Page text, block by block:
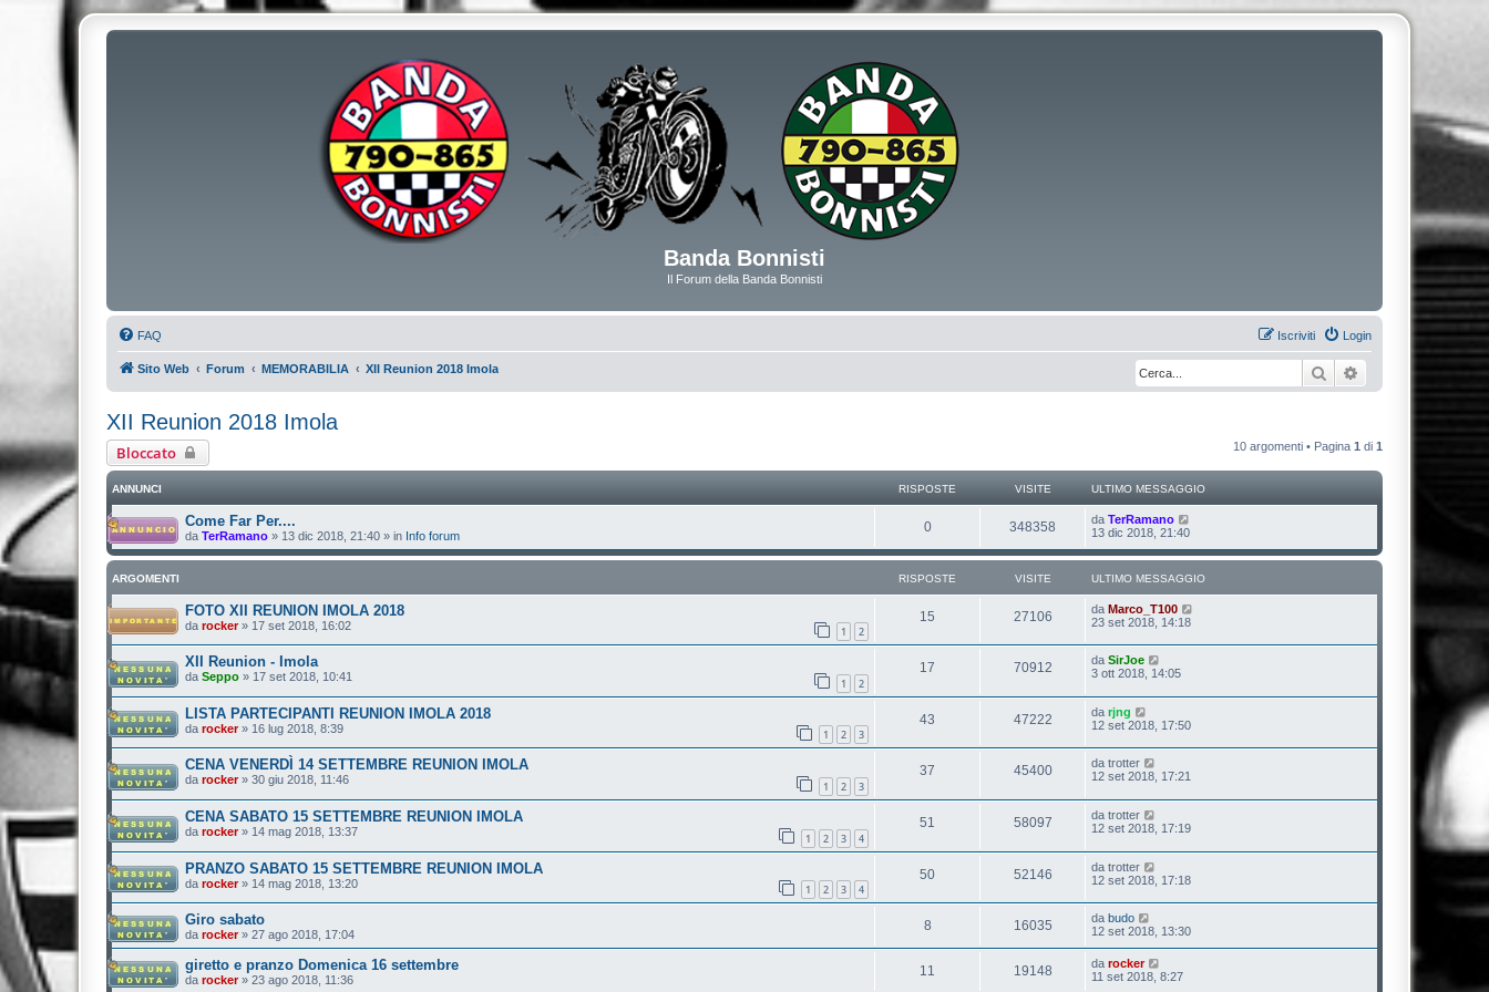
Banda Bonnisti
Il Forum della Banda Bonnisti
FAQ Login
Iscriviti
Sito Web Forum MEMORABILIA XII Reunion 2018 Imola Cerca Ricerca avanzata
XII Reunion 2018 Imola
Bloccato 10 argomenti • Pagina 1 di 1
ANNUNCI RISPOSTE VISITE ULTIMO MESSAGGIO
Come Far Per....
da TerRamano » 13 dic 2018, 21:40 » in Info forum
0 348358 da TerRamano
13 dic 2018, 21:40
ARGOMENTI RISPOSTE VISITE ULTIMO MESSAGGIO
FOTO XII REUNION IMOLA 2018
da rocker» 17 set 2018, 16:02 1 2
15 27106 da Marco_T100
23 set 2018, 14:18
XII Reunion - Imola
da Seppo » 17 set 2018, 10:41 1 2
17 70912 da SirJoe
3 ott 2018, 14:05
LISTA PARTECIPANTI REUNION IMOLA 2018
da rocker» 16 lug 2018, 8:39 1 2 3
43 47222 da rjng
12 set 2018, 17:50
CENA VENERDÌ 14 SETTEMBRE REUNION IMOLA
da rocker» 30 giu 2018, 11:46 1 2 3
37 45400 da trotter
12 set 2018, 17:21
CENA SABATO 15 SETTEMBRE REUNION IMOLA
da rocker» 14 mag 2018, 13:37 1 2 3 4
51 58097 da trotter
12 set 2018, 17:19
PRANZO SABATO 15 SETTEMBRE REUNION IMOLA
da rocker» 14 mag 2018, 13:20 1 2 3 4
50 52146 da trotter
12 set 2018, 17:18
Giro sabato
da rocker» 27 ago 2018, 17:04
8 16035 da budo
12 set 2018, 13:30
giretto e pranzo Domenica 16 settembre
da rocker» 23 ago 2018, 11:36
11 19148 da rocker
11 set 2018, 8:27